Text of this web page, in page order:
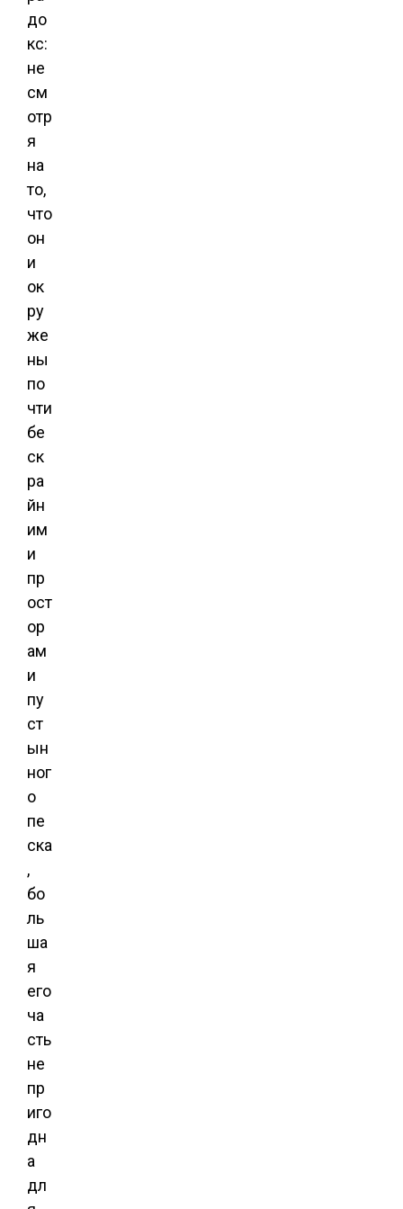
до
кс:
не
см
отр
я
на
то,
что
он
и
ок
ру
же
ны
по
чти
бе
ск
ра
йн
им
и
пр
ост
ор
ам
и
пу
ст
ын
ног
о
пе
ска
,
бо
ль
ша
я
его
ча
сть
не
пр
иго
дн
а
дл